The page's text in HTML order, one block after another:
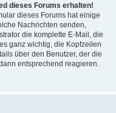
dieses Forums erhalten!
dieses Forums hat einige
Nachrichten senden,
die komplette E-Mail, die
ganz wichtig, die Kopfzeilen
über den Benutzer, der die
entsprechend reagieren.